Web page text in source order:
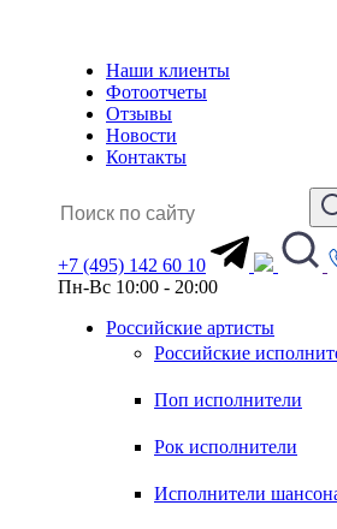
Наши клиенты
Фотоотчеты
Отзывы
Новости
Контакты
+7 (495) 142 60 10
Пн-Вс 10:00 - 20:00
Российские артисты
Российские
Поп исполнители
Рок исполнители
Исполнители